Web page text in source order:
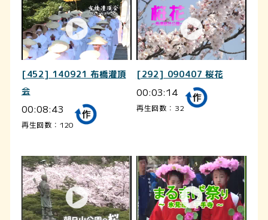
[452] 140921 布橋灌頂
会
00:08:43
再生回数：120
[292] 090407 桜花
00:03:14
再生回数：32